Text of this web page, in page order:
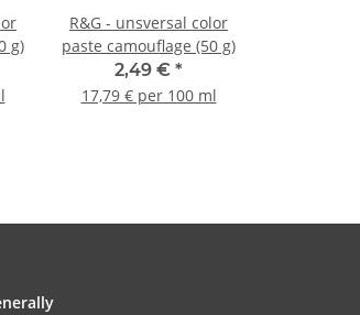
g)
R&G - unsversal color
paste camouflage (50 g)
2,49 € *
17,79 € per 100 ml